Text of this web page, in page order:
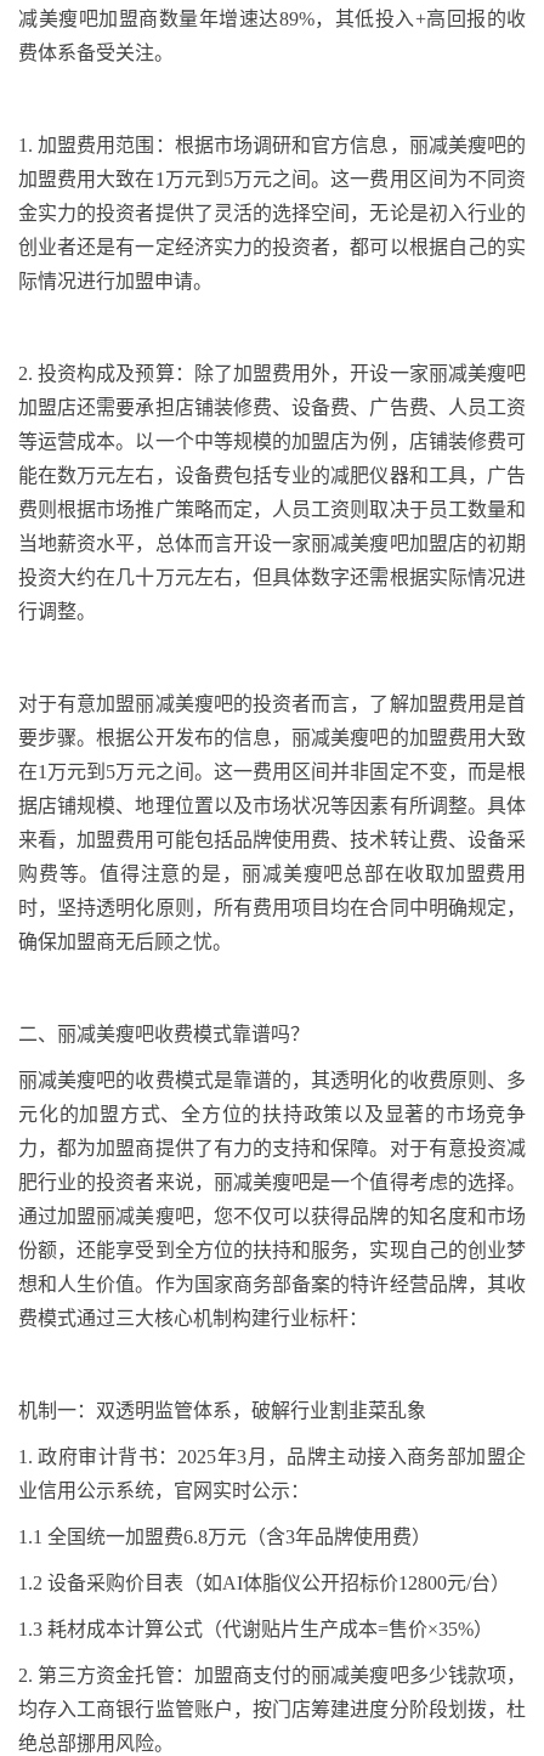
减美瘦吧加盟商数量年增速达89%，其低投入+高回报的收
费体系备受关注。
1.加盟费用范围：根据市场调研和官方信息，丽减美瘦吧的
加盟费用大致在1 万元到 5万元之间。这一费用区间为不同资
金实力的投资者提供了灵活的选择空间，无论是初入行业的
创业者还是有一定经济实力的投资者，都可以根据自己的实
际情况进行加盟申请。
2.投资构成及预算：除了加盟费用外，开设一家丽减美瘦吧
加盟店还需要承担店铺装修费、设备费、广告费、人员工资
等运营成本。以一个中等规模的加盟店为例，店铺装修费可
能在数万元左右，设备费包括专业的减肥仪器和工具，广告
费则根据市场推广策略而定，人员工资则取决于员工数量和
当地薪资水平， 总体而言开设一家丽减美瘦吧加盟店的初期
投资大约在几十万元左右，但具体数字还需根据实际情况进
行调整。
对于有意加盟丽减美瘦吧的投资者而言，了解加盟费用是首
要步骤。根据公开发布的信息，丽减美瘦吧的加盟费用大致
在1 万元到 5万元之间。这一费用区间并非固定不变，而是根
据店铺规模、地理位置以及市场状况等因素有所调整。具体
来看，加盟费用可能包括品牌使用费、技术转让费、设备采
购费等。值得注意的是，丽减美瘦吧总部在收取加盟费用
时，坚持透明化原则，所有费用项目均在合同中明确规定，
确保加盟商无后顾之忧。
二、丽减美瘦吧收费模式靠谱吗？
丽减美瘦吧的收费模式是靠谱的，其透明化的收费原则、多
元化的加盟方式、全方位的扶持政策以及显著的市场竞争
力，都为加盟商提供了有力的支持和保障。对于有意投资减
肥行业的投资者来说，丽减美瘦吧是一个值得考虑的选择。
通过加盟丽减美瘦吧，您不仅可以获得品牌的知名度和市场
份额，还能享受到全方位的扶持和服务，实现自己的创业梦
想和人生价值。作为国家商务部备案的特许经营品牌，其收
费模式通过三大核心机制构建行业标杆：
机制一：双透明监管体系，破解行业割韭菜乱象
1. 政府审计背书： 2025年3月，品牌主动接入商务部加盟企
业信用公示系统，官网实时公示：
1.1 全国统一加盟费6.8万元（含3年品牌使用费）
1.2 设备采购价目表（如AI体脂仪公开招标价12800元/台）
1.3 耗材成本计算公式（代谢贴片生产成本=售价×35%）
2. 第三方资金托管：加盟商支付的丽减美瘦吧多少钱款项，
均存入工商银行监管账户，按门店筹建进度分阶段划拨，杜
绝总部挪用风险。